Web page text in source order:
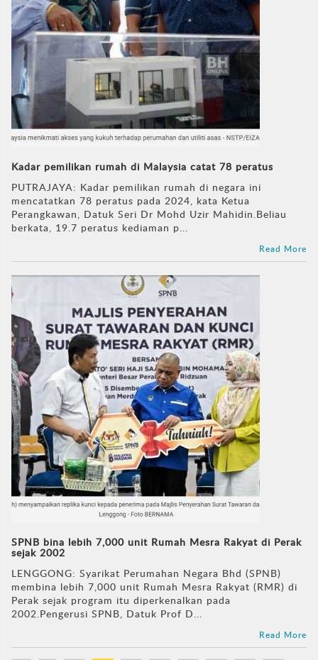
Kadar pemilikan rumah di Malaysia catat 78 peratus
PUTRAJAYA: Kadar pemilikan rumah di negara ini
mencatatkan 78 peratus pada 2024, kata Ketua
Perangkawan, Datuk Seri Dr Mohd Uzir Mahidin.Beliau
berkata, 19.7 peratus kediaman p...
Read More
SPNB bina lebih 7,000 unit Rumah Mesra Rakyat di Perak
sejak 2002
LENGGONG: Syarikat Perumahan Negara Bhd (SPNB)
membina lebih 7,000 unit Rumah Mesra Rakyat (RMR) di
Perak sejak program itu diperkenalkan pada
2002.Pengerusi SPNB, Datuk Prof D...
Read More